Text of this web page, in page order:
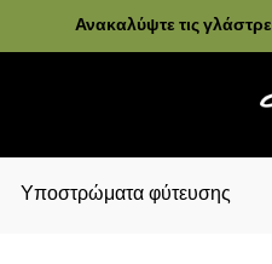
Ανακαλύψτε τις
Υποστρώματα φύτευσης